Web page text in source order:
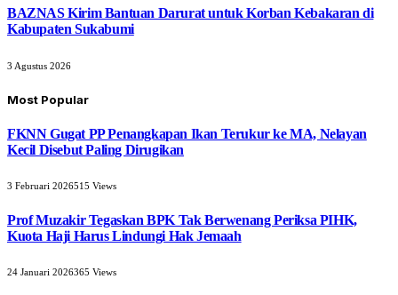
BAZNAS Kirim Bantuan Darurat untuk Korban Kebakaran di
Kabupaten Sukabumi
3 Agustus 2026
Most Popular
FKNN Gugat PP Penangkapan Ikan Terukur ke MA, Nelayan
Kecil Disebut Paling Dirugikan
3 Februari 2026515 Views
Prof Muzakir Tegaskan BPK Tak Berwenang Periksa PIHK,
Kuota Haji Harus Lindungi Hak Jemaah
24 Januari 2026365 Views